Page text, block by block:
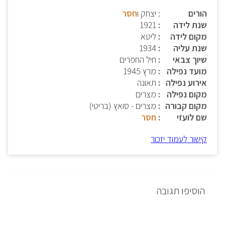
הורים
: יצחק וחסר
שנת לידה
1921
מקום לידה
ליטא
שנת עליה
1934
שיוך צבאי
חיל החפרים
מועד נפילה
מרץ 1945
אירוע נפילה
תאונה
מקום נפילה
מצרים
מקום קבורה
מצרים - סואץ (בריטי)
שם לועזי
חסר
קישור לעמוד יזכור
הוסיפו תגובה